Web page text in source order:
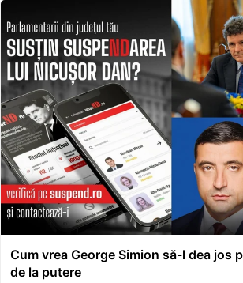
Cum vrea George Simion să-l dea jos
de la putere